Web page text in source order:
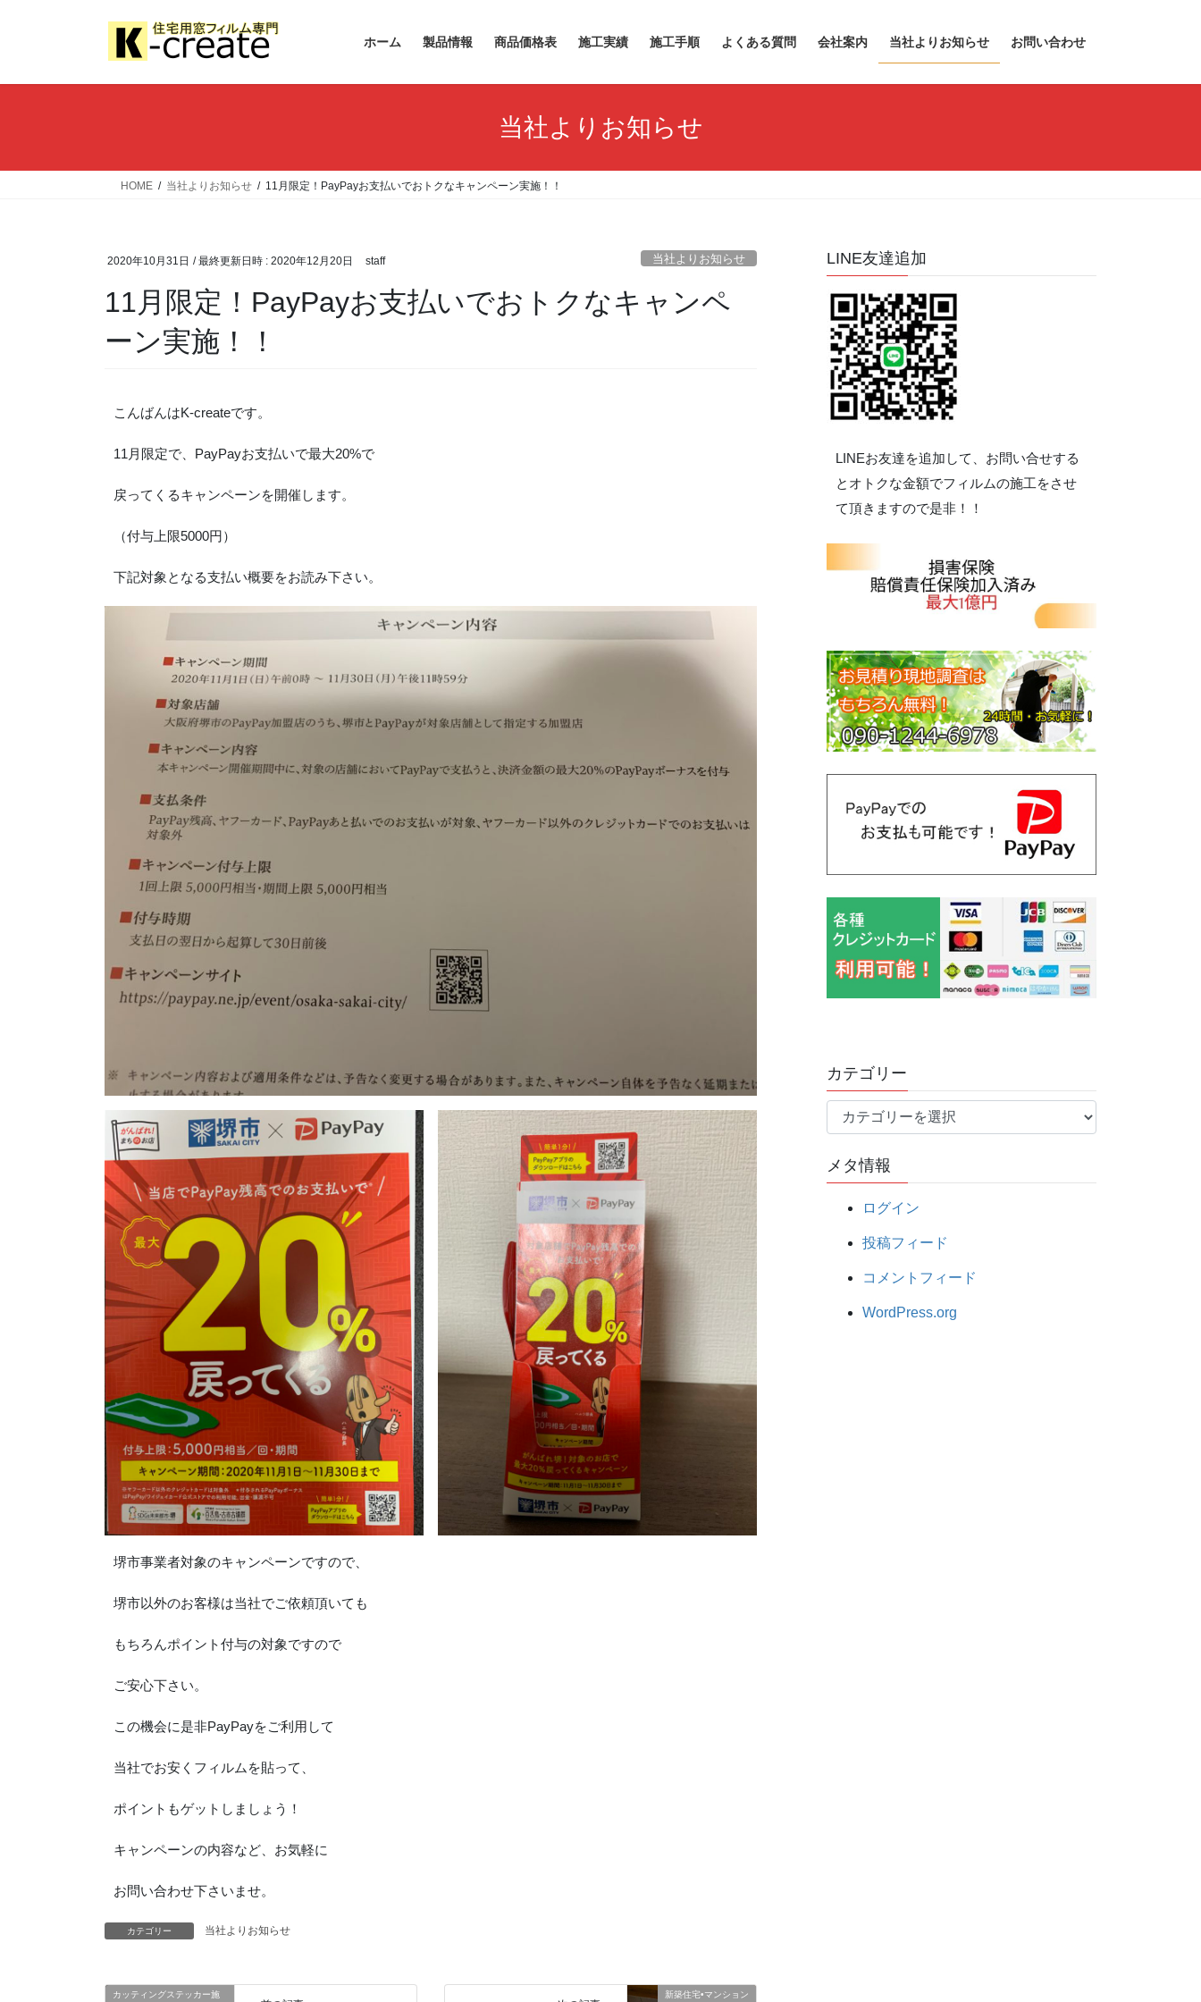
ホーム 製品情報 商品価格表 施工実績 施工手順 よくある質問 会社案内 当社よりお知らせ お問い合わせ
当社よりお知らせ
HOME 当社よりお知らせ 11月限定！PayPayお支払いでおトクなキャンペーン実施！！
2020年10月31日 / 最終更新日時 : 2020年12月20日 staff 当社よりお知らせ
11月限定！PayPayお支払いでおトクなキャンペ
ーン実施！！
こんばんはK-createです。
11月限定で、PayPayお支払いで最大20%で
戻ってくるキャンペーンを開催します。
（付与上限5000円）
下記対象となる支払い概要をお読み下さい。
堺市事業者対象のキャンペーンですので、
堺市以外のお客様は当社でご依頼頂いても
もちろんポイント付与の対象ですので
ご安心下さい。
この機会に是非PayPayをご利用して
当社でお安くフィルムを貼って、
ポイントもゲットしましょう！
キャンペーンの内容など、お気軽に
お問い合わせ下さいませ。
カテゴリー 当社よりお知らせ
カッティングステッカー施 新築住宅•マンション
LINE友達追加
LINEお友達を追加して、お問い合せする
とオトクな金額でフィルムの施工をさせ
て頂きますので是非！！
カテゴリー
テ
リ
メタ情報
ログイン
投稿フィード
コメントフィード
WordPress.org